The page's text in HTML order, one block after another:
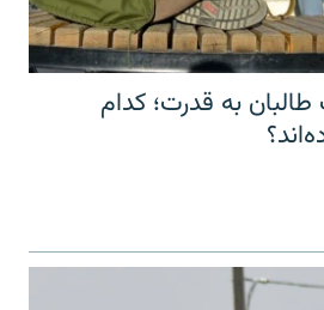
به قدرت؛ کدام